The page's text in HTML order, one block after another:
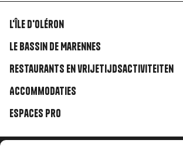
Liens
rubriques
L'île d'Oléron
Le Bassin de Marennes
Restaurants en vrijetijdsactiviteiten
Accommodaties
Espaces Pro